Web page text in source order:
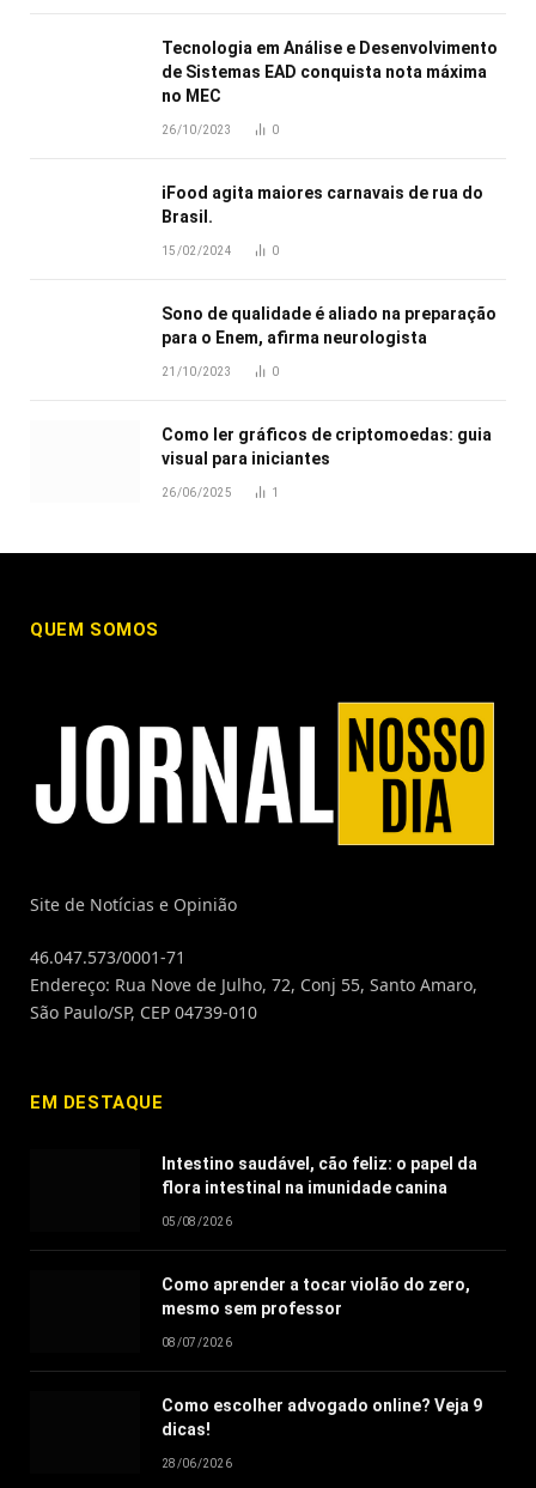
Tecnologia em Análise e Desenvolvimento
de Sistemas EAD conquista nota máxima
no MEC
26/10/2023 0
iFood agita maiores carnavais de rua do
Brasil.
15/02/2024 0
Sono de qualidade é aliado na preparação
para o Enem, afirma neurologista
21/10/2023 0
Como ler gráficos de criptomoedas: guia
visual para iniciantes
26/06/2025 1
QUEM SOMOS
Site de Notícias e Opinião
46.047.573/0001-71
Endereço: Rua Nove de Julho, 72, Conj 55, Santo Amaro,
São Paulo/SP, CEP 04739-010
EM DESTAQUE
Intestino saudável, cão feliz: o papel da
flora intestinal na imunidade canina
05/08/2026
Como aprender a tocar violão do zero,
mesmo sem professor
08/07/2026
Como escolher advogado online? Veja 9
dicas!
28/06/2026